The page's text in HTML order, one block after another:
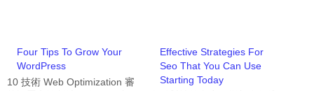
Four Tips To Grow Your
WordPress
10 技術 Web Optimization 審
Effective Strategies For
Seo That You Can Use
Starting Today